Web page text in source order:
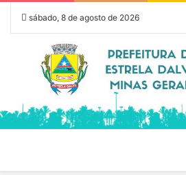
sábado, 8 de agosto de 2026